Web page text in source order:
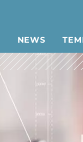
NEWS